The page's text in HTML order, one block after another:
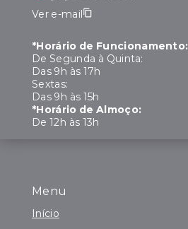
Menu
Início
Ver e-mail
*Horário de Funcionamento:
De Segunda à Quinta:
Das 9h às 17h
Sextas:
Das 9h às 15h
*Horário de Almoço:
De 12h às 13h